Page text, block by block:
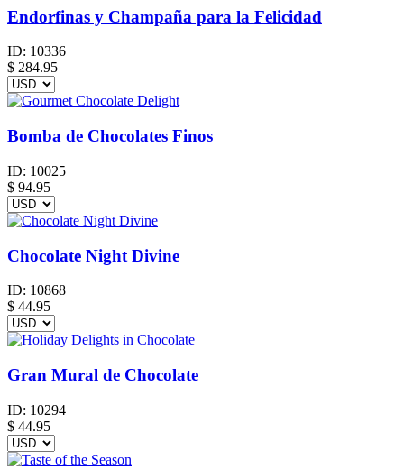
Endorfinas y Champaña para la Felicidad
ID: 10336
$ 284.95
Bomba de Chocolates Finos
ID: 10025
$ 94.95
Chocolate Night Divine
ID: 10868
$ 44.95
Gran Mural de Chocolate
ID: 10294
$ 44.95